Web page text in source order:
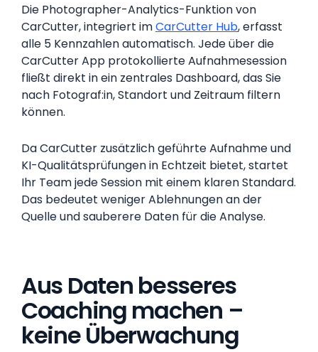
Die Photographer-Analytics-Funktion von
CarCutter, integriert imCarCutter Hub, erfasst
alle 5 Kennzahlen automatisch. Jede über die
CarCutter App protokollierte Aufnahmesession
fließt direkt in ein zentrales Dashboard, das Sie
nach Fotograf:in, Standort und Zeitraum filtern
können.
Da CarCutter zusätzlich geführte Aufnahme und
KI-Qualitätsprüfungen in Echtzeit bietet, startet
Ihr Team jede Session mit einem klaren Standard.
Das bedeutet weniger Ablehnungen an der
Quelle und sauberere Daten für die Analyse.
Aus Daten besseres
Coaching machen –
keine Überwachung